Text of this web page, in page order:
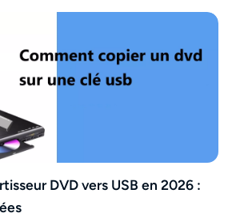
DVD vers USB en 2026 :